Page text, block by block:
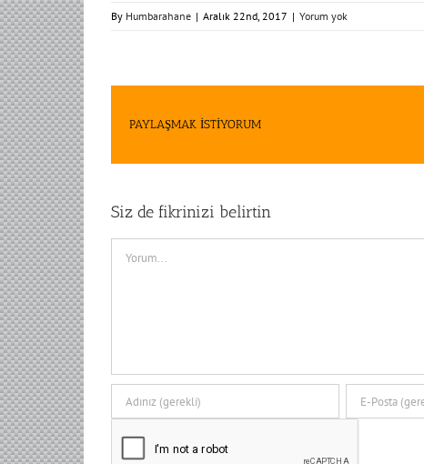
By Humbarahane | Aralık 22nd, 2017 | Yorum yok
PAYLAŞMAK İSTİYORUM
Siz de fikrinizi belirtin
Comment